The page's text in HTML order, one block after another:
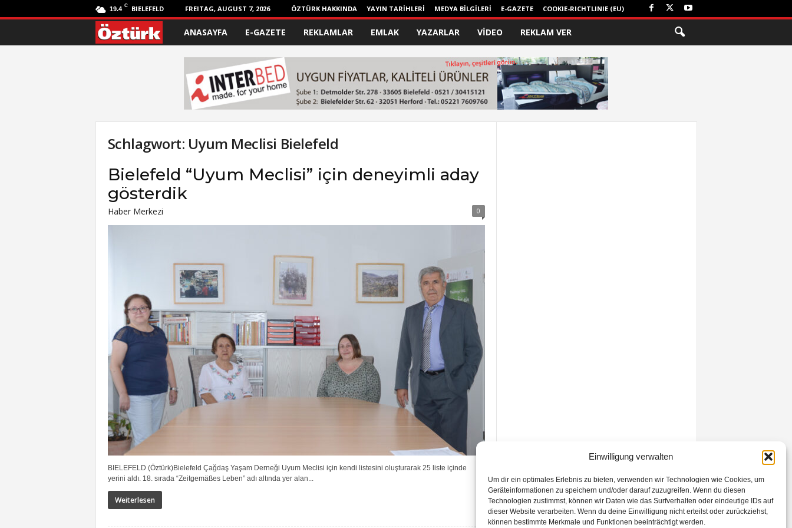
Einwilligung verwalten
Um dir ein optimales Erlebnis zu bieten, verwenden wir Technologien wie Cookies, um
Geräteinformationen zu speichern und/oder darauf zuzugreifen. Wenn du diesen
Technologien zustimmst, können wir Daten wie das Surfverhalten oder eindeutige IDs auf
dieser Website verarbeiten. Wenn du deine Einwilligung nicht erteilst oder zurückziehst,
können bestimmte Merkmale und Funktionen beeinträchtigt werden.
19.4 C BIELEFELD FREITAG, AUGUST 7, 2026 ÖZTÜRK HAKKINDA YAYIN TARİHLERİ MEDYA BİLGİLERİ E-GAZETE COOKIE-RICHTLINIE (EU)
ANASAYFA E-GAZETE REKLAMLAR EMLAK YAZARLAR VİDEO REKLAM VER
Schlagwort: Uyum Meclisi Bielefeld
Bielefeld “Uyum Meclisi” için deneyimli aday
gösterdik
Haber Merkezi 0
BIELEFELD (Öztürk)Bielefeld Çağdaş Yaşam Derneği Uyum Meclisi için kendi listesini oluşturarak 25 liste içinde
yerini aldı. 18. sırada “Zeitgemäßes Leben” adı altında yer alan...
Weiterlesen